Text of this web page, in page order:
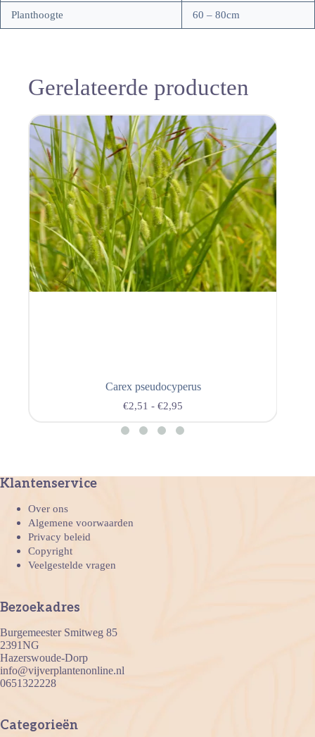
Planthoogte 60 – 80cm
Gerelateerde producten
Carex pseudocyperus
€2,51 -€2,95
Klantenservice
Over ons
Algemene voorwaarden
Privacy beleid
Copyright
Veelgestelde vragen
Bezoekadres
Burgemeester Smitweg 85
2391NG
Hazerswoude-Dorp
info@vijverplantenonline.nl
0651322228
Categorieën